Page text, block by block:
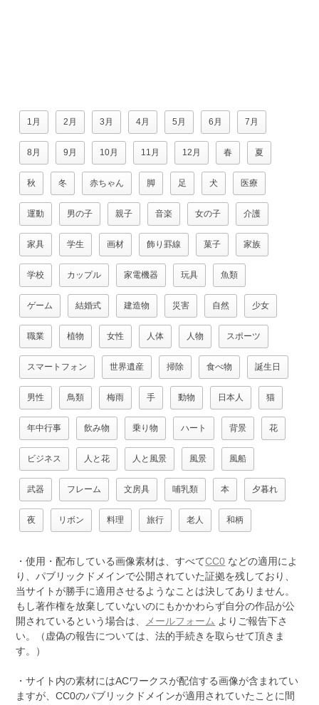
1月 2月 3月 4月 5月 6月 7月
8月 9月 10月 11月 12月 春 夏
秋 冬 赤ちゃん 脚 足 犬 医療
運動 男の子 親子 音楽 女の子 介護
家具 学生 画材 飾り罫線 菓子 家族
学校 カップル 家電機器 玩具 魚類
ゲーム 結婚式 建造物 災害 自然 少女
職業 植物 女性 人体 人物 スポーツ
スマートフォン 世界遺産 掃除 食べ物 誕生日
男性 鳥類 梅雨 手 動物 日本人 猫
年中行事 飲み物 乗り物 ハート 背景 花
ビジネス 人と花 人と風景 風景 風船
武器 フレーム 文房具 哺乳類 本 夕暮れ
夜 リボン 料理 旅行 老人 和柄
・使用・配布している画像素材は、すべてCC0 などの適用によ
り、パブリックドメインで公開されていた証拠を残しており、
当サイトが勝手に適用させるようなことは決してありません。
もし著作権を放棄していないのにもかかわらず自分の作品が公
開されているという場合は、
メールフォーム よりご報告下さ
い。（虚偽の報告については、法的手続きを取らせて頂きま
す。）
・サイト内の素材にはACワークスが配信する画像が含まれてい
ますが、CC0のパブリックドメインが適用されていたことに間